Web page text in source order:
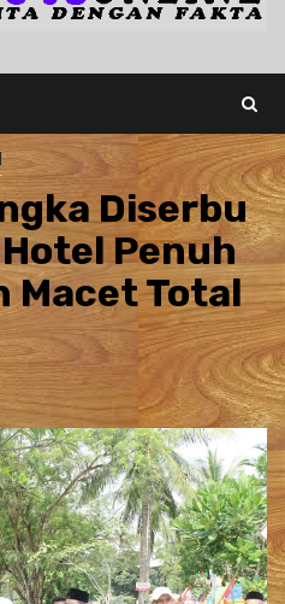
Diserbu
Penuh
Macet Total